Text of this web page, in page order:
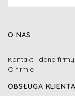
Linki w stopce
O NAS
Kontakt i dane firmy
O firmie
OBSŁUGA KLIENTA